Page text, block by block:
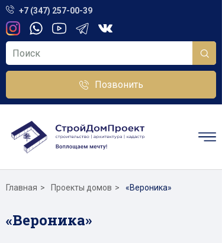
+7 (347) 257-00-39
Позвонить
Главная Проекты домов «Вероника»
«Вероника»